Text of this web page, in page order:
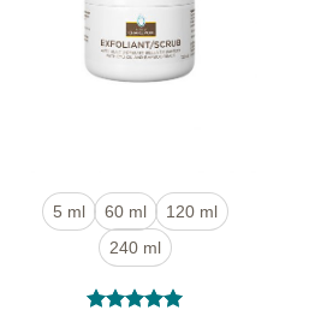
5 ml 60 ml
120 ml
240 ml